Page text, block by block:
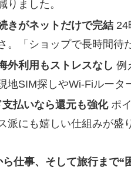
りました。
きがネットだけで完結24
。「ショップで長時間待
外利用もストレスなし 例
地SIM探しやWi-Fiルータ
払いなら還元も強化ポ
派にも嬉しい仕組みが盛
ら仕事、そして旅行まで“